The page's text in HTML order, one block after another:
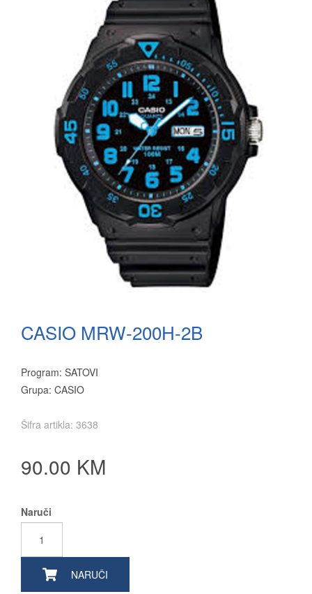
CASIO MRW-200H-2B
Program: SATOVI
Grupa: CASIO
Šifra artikla: 3638
90.00 KM
Naruči
NARUČI